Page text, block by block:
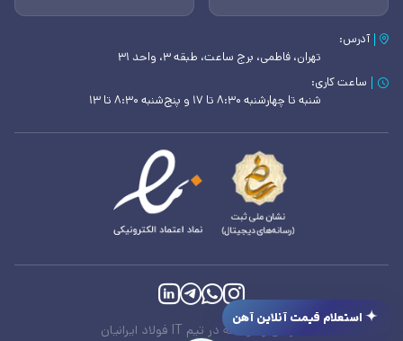
آدرس:
تهران، فاطمی، برج ساعت، طبقه ۳، واحد ۳۱
ساعت کاری:
شنبه تا چهارشنبه ۸:۳۰ تا ۱۷ و پنج‌شنبه ۸:۳۰ تا ۱۳
طراحی و توسعه در تیم IT فولاد ایرانیان
استعلام قیمت آنلاین آهن